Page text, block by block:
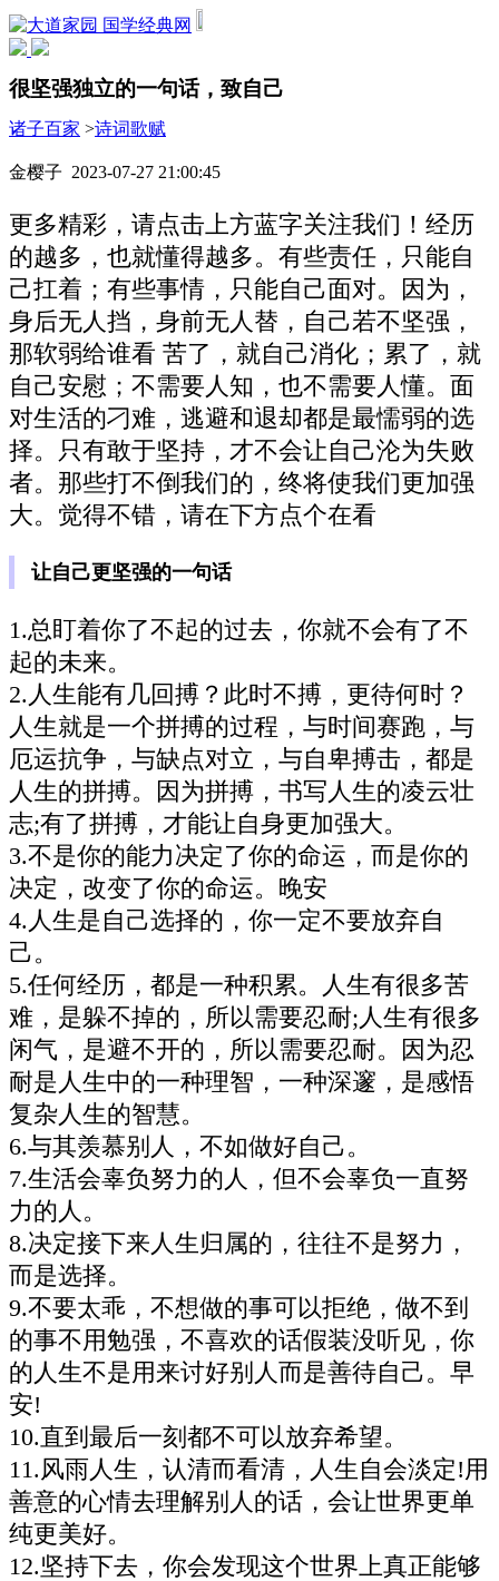
国学经典网
很坚强独立的一句话，致自己
诸子百家 >诗词歌赋
金樱子 2023-07-27 21:00:45
更多精彩，请点击上方蓝字关注我们！经历
的越多，也就懂得越多。有些责任，只能自
己扛着；有些事情，只能自己面对。因为，
身后无人挡，身前无人替，自己若不坚强，
那软弱给谁看 苦了，就自己消化；累了，就
自己安慰；不需要人知，也不需要人懂。面
对生活的刁难，逃避和退却都是最懦弱的选
择。只有敢于坚持，才不会让自己沦为失败
者。那些打不倒我们的，终将使我们更加强
大。觉得不错，请在下方点个在看
让自己更坚强的一句话
1.总盯着你了不起的过去，你就不会有了不
起的未来。
2.人生能有几回搏？此时不搏，更待何时？
人生就是一个拼搏的过程，与时间赛跑，与
厄运抗争，与缺点对立，与自卑搏击，都是
人生的拼搏。因为拼搏，书写人生的凌云壮
志;有了拼搏，才能让自身更加强大。
3.不是你的能力决定了你的命运，而是你的
决定，改变了你的命运。晚安
4.人生是自己选择的，你一定不要放弃自
己。
5.任何经历，都是一种积累。人生有很多苦
难，是躲不掉的，所以需要忍耐;人生有很多
闲气，是避不开的，所以需要忍耐。因为忍
耐是人生中的一种理智，一种深邃，是感悟
复杂人生的智慧。
6.与其羡慕别人，不如做好自己。
7.生活会辜负努力的人，但不会辜负一直努
力的人。
8.决定接下来人生归属的，往往不是努力，
而是选择。
9.不要太乖，不想做的事可以拒绝，做不到
的事不用勉强，不喜欢的话假装没听见，你
的人生不是用来讨好别人而是善待自己。早
安!
10.直到最后一刻都不可以放弃希望。
11.风雨人生，认清而看清，人生自会淡定!用
善意的心情去理解别人的话，会让世界更单
纯更美好。
12.坚持下去，你会发现这个世界上真正能够